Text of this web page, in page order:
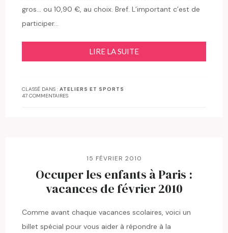
gros… ou 10,90 €, au choix. Bref. L’important c’est de
participer…
LIRE LA SUITE
CLASSÉ DANS :ATELIERS ET SPORTS
47 COMMENTAIRES
15 FÉVRIER 2010
Occuper les enfants à Paris :
vacances de février 2010
Comme avant chaque vacances scolaires, voici un
billet spécial pour vous aider à répondre à la